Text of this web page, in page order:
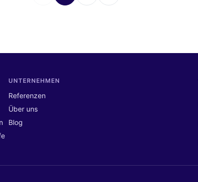
UNTERNEHMEN
Referenzen
Über uns
Blog